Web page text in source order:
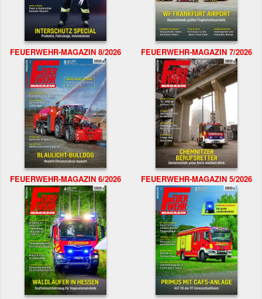
FEUERWEHR-MAGAZIN 8/2026 FEUERWEHR-MAGAZIN 7/2026
FEUERWEHR-MAGAZIN 6/2026 FEUERWEHR-MAGAZIN 5/2026